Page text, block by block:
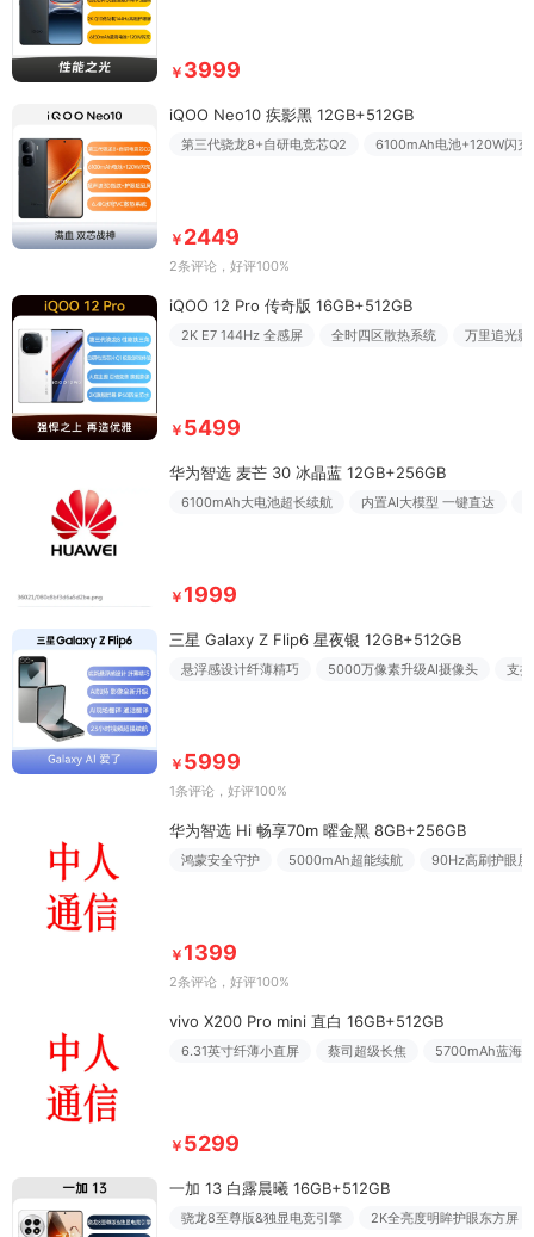
￥ 3999
iQOO Neo10 疾影黑 12GB+512GB
第三代骁龙8+自研电竞芯Q2 6100mAh电池+120W闪充
￥ 2449
2条评论 ，好评100%
iQOO 12 Pro 传奇版 16GB+512GB
2K E7 144Hz 全感屏 全时四区散热系统 万里追光影
￥ 5499
华为智选 麦芒 30 冰晶蓝 12GB+256GB
6100mAh大电池超长续航 内置AI大模型 一键直达
￥ 1999
三星 Galaxy Z Flip6 星夜银 12GB+512GB
悬浮感设计纤薄精巧 5000万像素升级AI摄像头 支
￥ 5999
1条评论 ，好评100%
华为智选 Hi 畅享70m 曜金黑 8GB+256GB
鸿蒙安全守护 5000mAh超能续航 90Hz高刷护眼屏
￥ 1399
2条评论 ，好评100%
vivo X200 Pro mini 直白 16GB+512GB
6.31英寸纤薄小直屏 蔡司超级长焦 5700mAh蓝海
￥ 5299
一加 13 白露晨曦 16GB+512GB
骁龙8至尊版&独显电竞引擎 2K全亮度明眸护眼东方屏